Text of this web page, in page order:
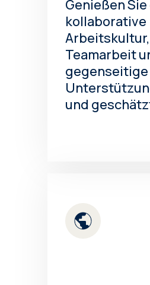
Genießen
kollaborative
Teamarbeit
gegenseitige
und